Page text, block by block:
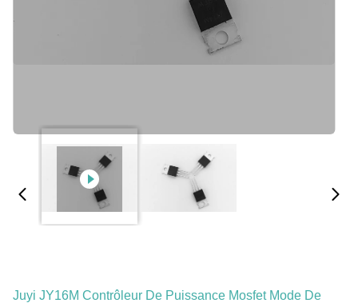
Juyi JY16M Contrôleur De Puissance Mosfet Mode De